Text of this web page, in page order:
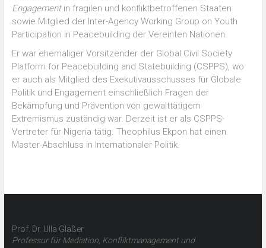
Engagementin fragilen und konfliktbetroffenen Staaten
sowie Mitglied der Inter-Agency Working Group on Youth
Participation in Peacebuilding der Vereinten Nationen.
Er war ehemaliger Vorsitzender der Global Civil Society
Platform for Peacebuilding and Statebuilding (CSPPS), wo
er auch als Mitglied des Exekutivausschusses für Globale
Politik und Engagement einschließlich Fragen der
Bekämpfung und Prävention von gewalttätigem
Extremismus zuständig war. Derzeit ist er als CSPPS-
Vertreter für Nigeria tätig. Theophilus Ekpon hat einen
Master-Abschluss in Internationaler Politik.
Prof. Dr. Ulla Gläßer
Professur für Mediation, Konfliktmanagement und